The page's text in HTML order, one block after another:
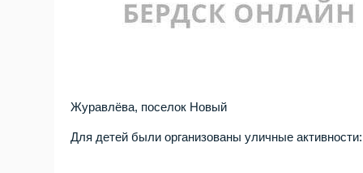
Журавлёва, поселок Новый
Для детей были организованы уличные активности: